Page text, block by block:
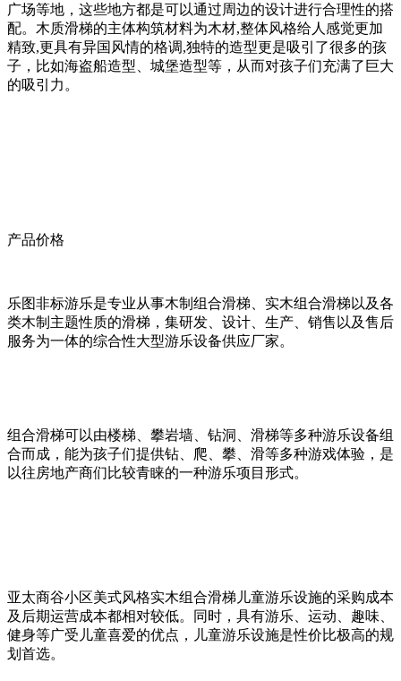
广场等地，这些地方都是可以通过周边的设计进行合理性的搭
配。木质滑梯的主体构筑材料为木材,整体风格给人感觉更加
精致,更具有异国风情的格调,独特的造型更是吸引了很多的孩
子，比如海盗船造型、城堡造型等，从而对孩子们充满了巨大
的吸引力。
产品价格
乐图非标游乐是专业从事木制组合滑梯、实木组合滑梯以及各
类木制主题性质的滑梯，集研发、设计、生产、销售以及售后
服务为一体的综合性大型游乐设备供应厂家。
组合滑梯可以由楼梯、攀岩墙、钻洞、滑梯等多种游乐设备组
合而成，能为孩子们提供钻、爬、攀、滑等多种游戏体验，是
以往房地产商们比较青睐的一种游乐项目形式。
亚太商谷小区美式风格实木组合滑梯儿童游乐设施的采购成本
及后期运营成本都相对较低。同时，具有游乐、运动、趣味、
健身等广受儿童喜爱的优点，儿童游乐设施是性价比极高的规
划首选。